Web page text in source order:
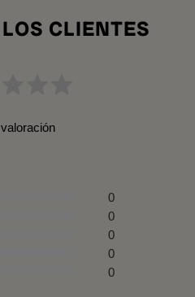
CLIENTES
0
0
0
0
0